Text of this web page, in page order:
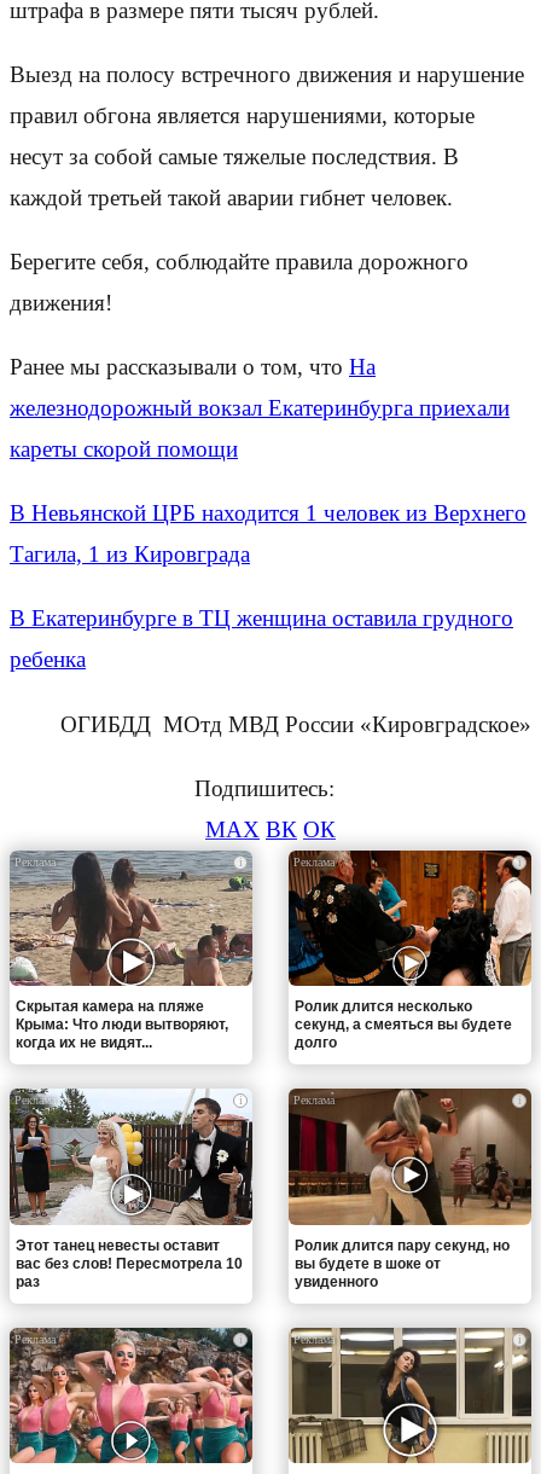
штрафа в размере пяти тысяч рублей.
Выезд на полосу встречного движения и нарушение
правил обгона является нарушениями, которые
несут за собой самые тяжелые последствия. В
каждой третьей такой аварии гибнет человек.
Берегите себя, соблюдайте правила дорожного
движения!
Ранее мы рассказывали о том, что На
железнодорожный вокзал Екатеринбурга приехали
кареты скорой помощи
В Невьянской ЦРБ находится 1 человек из Верхнего
Тагила, 1 из Кировграда
В Екатеринбурге в ТЦ женщина оставила грудного
ребенка
ОГИБДД МОтд МВД России «Кировградское»
Подпишитесь:
MAX ВК ОК
i
Скрытая камера на пляже
Крыма: Что люди вытворяют,
когда их не видят...
i
Ролик длится несколько
секунд, а смеяться вы будете
долго
i
Этот танец невесты оставит
вас без слов! Пересмотрела 10
раз
i
Ролик длится пару секунд, но
вы будете в шоке от
увиденного
i i